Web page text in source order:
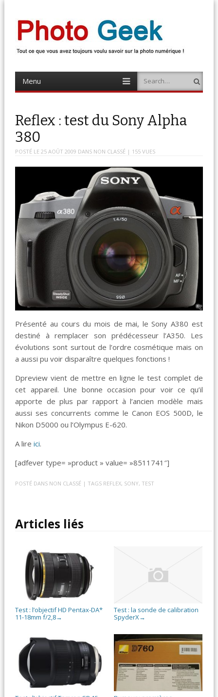
Photo Geek
Menu
content
Search
Reflex : test du Sony Alpha
380
POSTÉ LE 25 AOÛT 2009 DANS NON CLASSÉ | 155 VUES
Présenté au cours du mois de mai, le Sony A380 est
destiné à remplacer son prédécesseur l’A350. Les
évolutions sont surtout de l’ordre cosmétique mais on
a aussi pu voir disparaître quelques fonctions !
Dpreview vient de mettre en ligne le test complet de
cet appareil. Une bonne occasion pour voir ce qu’il
apporte de plus par rapport à l’ancien modèle mais
aussi ses concurrents comme le Canon EOS 500D, le
Nikon D5000 ou l’Olympus E-620.
A lireici.
[adfever type= »product » value= »8511741″]
POSTÉ DANS NON CLASSÉ | TAGS REFLEX, SONY, TEST
Articles liés
Test : l’objectif HD Pentax-DA*
11-18mm f/2,8→
Test : la sonde de calibration
SpyderX→